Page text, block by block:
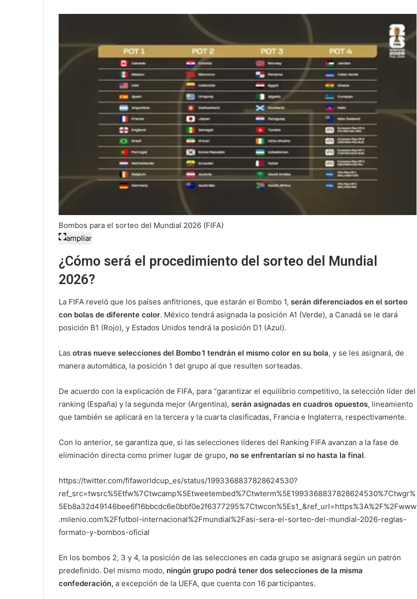
Bombos para el sorteo del Mundial 2026 (FIFA)
ampliar
¿Cómo será el procedimiento del sorteo del Mundial
2026?
La FIFA reveló que los países anfitriones, que estarán el Bombo 1, serán diferenciados en el sorteo
con bolas de diferente color. México tendrá asignada la posición A1 (Verde), a Canadá se le dará
posición B1 (Rojo), y Estados Unidos tendrá la posición D1 (Azul).
Las otras nueve selecciones del Bombo 1 tendrán el mismo color en su bola, y se les asignará, de
manera automática, la posición 1 del grupo al que resulten sorteadas.
De acuerdo con la explicación de FIFA, para “garantizar el equilibrio competitivo, la selección líder del
ranking (España) y la segunda mejor (Argentina), serán asignadas en cuadros opuestos, lineamiento
que también se aplicará en la tercera y la cuarta clasificadas, Francia e Inglaterra, respectivamente.
Con lo anterior, se garantiza que, si las selecciones líderes del Ranking FIFA avanzan a la fase de
eliminación directa como primer lugar de grupo, no se enfrentarían si no hasta la final.
https://twitter.com/fifaworldcup_es/status/1993368837828624530?
ref_src=twsrc%5Etfw%7Ctwcamp%5Etweetembed%7Ctwterm%5E1993368837828624530%7Ctwgr%
5Eb8a32d49146bee6f16bbcdc6e0bbf0e2f6377295%7Ctwcon%5Es1_&ref_url=https%3A%2F%2Fwww
.milenio.com%2Ffutbol-internacional%2Fmundial%2Fasi-sera-el-sorteo-del-mundial-2026-reglas-
formato-y-bombos-oficial
En los bombos 2, 3 y 4, la posición de las selecciones en cada grupo se asignará según un patrón
predefinido. Del mismo modo, ningún grupo podrá tener dos selecciones de la misma
confederación, a excepción de la UEFA, que cuenta con 16 participantes.